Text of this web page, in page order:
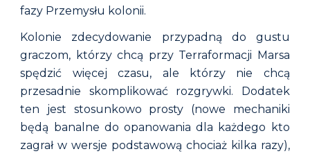
fazy Przemysłu kolonii.
Kolonie zdecydowanie przypadną do gustu
graczom, którzy chcą przy Terraformacji Marsa
spędzić więcej czasu, ale którzy nie chcą
przesadnie skomplikować rozgrywki. Dodatek
ten jest stosunkowo prosty (nowe mechaniki
będą banalne do opanowania dla każdego kto
zagrał w wersje podstawową chociaż kilka razy),